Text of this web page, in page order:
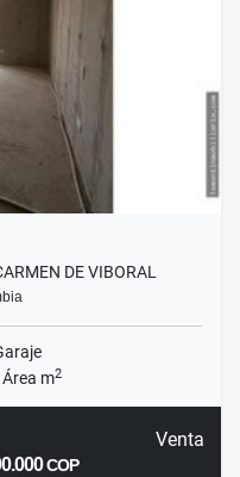
DE VIBORAL
Área m2
Venta
COP